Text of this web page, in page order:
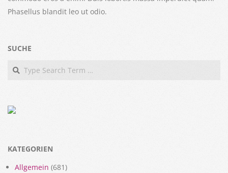
Phasellus blandit leo ut odio.
SUCHE
Search
KATEGORIEN
Allgemein (681)